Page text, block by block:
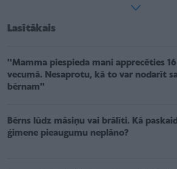
Lasītākais
''Mamma piespieda mani apprecēties
vecumā. Nesaprotu, kā to var nodarīt
bērnam''
Bērns lūdz māsiņu vai brālīti. Kā
ģimene pieaugumu neplāno?